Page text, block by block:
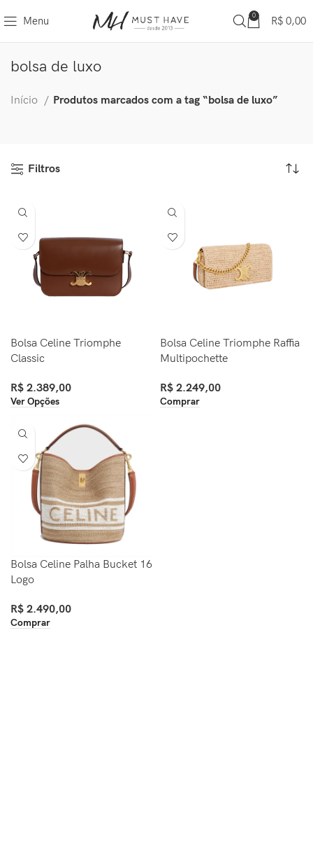
Menu 0 R$ 0,00
bolsa de luxo
Início Produtos marcados com a tag “bolsa de luxo”
Filtros
Bolsa Celine Triomphe
Classic
R$ 2.389,00
Ver Opções
Bolsa Celine Triomphe Raffia
Multipochette
R$ 2.249,00
Comprar
Bolsa Celine Palha Bucket 16
Logo
R$ 2.490,00
Comprar